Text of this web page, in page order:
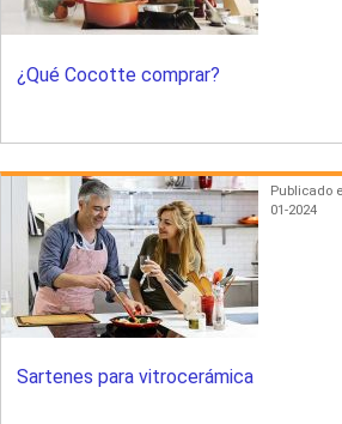
¿Qué Cocotte comprar?
Publicado
01-2024
Sartenes para vitrocerámica